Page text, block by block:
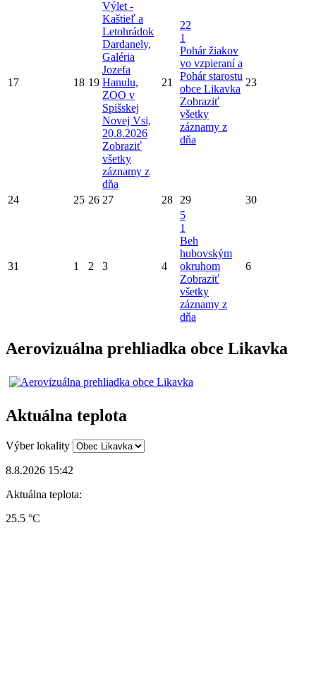
17 18 19
Výlet -
Kaštieľ a
Letohrádok
Dardanely,
Galéria
Jozefa
Hanulu,
ZOO v
Spišskej
Novej Vsi,
20.8.2026
Zobraziť
všetky
záznamy z
dňa
21
22
1
Pohár žiakov
vo vzpieraní a
Pohár starostu
obce Likavka
Zobraziť
všetky
záznamy z
dňa
23
24 25 26 27 28 29 30
31 1 2 3 4
5
1
Beh
hubovským
okruhom
Zobraziť
všetky
záznamy z
dňa
6
Aerovizuálna prehliadka obce Likavka
Aktuálna teplota
Výber lokality
8.8.2026 15:42
Aktuálna teplota:
25.5 °C